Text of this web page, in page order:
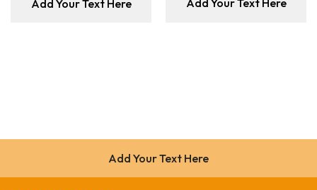
Add Your Text Here
Add Your Text Here